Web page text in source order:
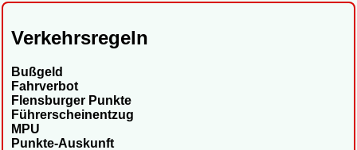
Verkehrsregeln
Bußgeld
Fahrverbot
Flensburger Punkte
Führerscheinentzug
MPU
Punkte-Auskunft